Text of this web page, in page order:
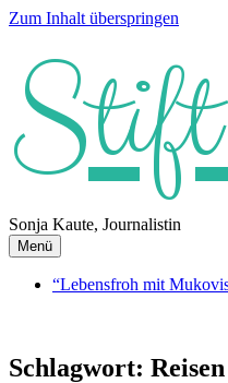
Zum Inhalt überspringen
Sonja Kaute, Journalistin
Menü
“Lebensfroh mit
Schlagwort: Reisen